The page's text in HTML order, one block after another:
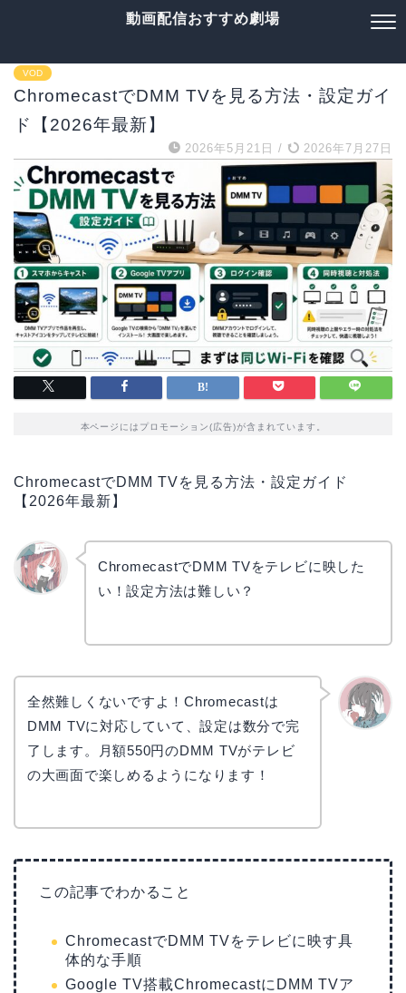
動画配信おすすめ劇場
VOD
ChromecastでDMM TVを見る方法・設定ガイ
ド【2026年最新】
2026年5月21日 / 2026年7月27日
本ページにはプロモーション(広告)が含まれています。
ChromecastでDMM TVを見る方法・設定ガイド
【2026年最新】
ChromecastでDMM TVをテレビに映した
い！設定方法は難しい？
全然難しくないですよ！Chromecastは
DMM TVに対応していて、設定は数分で完
了します。月額550円のDMM TVがテレビ
の大画面で楽しめるようになります！
この記事でわかること
ChromecastでDMM TVをテレビに映す具
体的な手順
Google TV搭載ChromecastにDMM TVア